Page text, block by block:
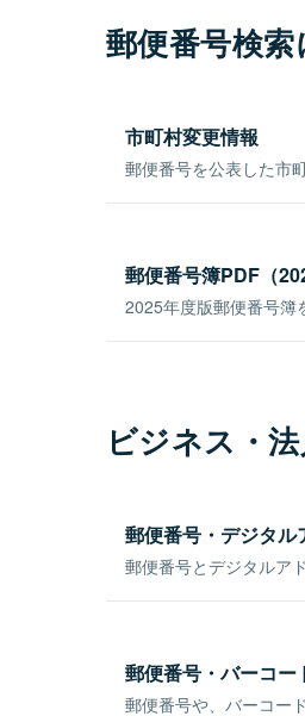
郵便番号検
市町村変更情報
郵便番号を公表した市
郵便番号簿PDF（
2025年度版郵便番号簿
ビジネス・
郵便番号・デジタル
郵便番号とデジタルア
郵便番号・バーコー
郵便番号や、バーコー